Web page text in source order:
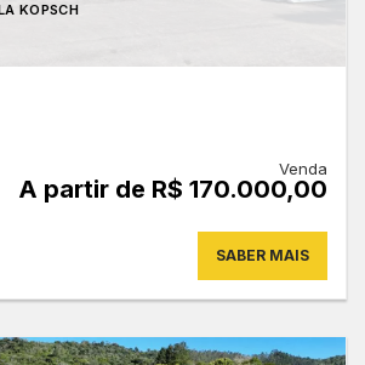
KOPSCH
Venda
A partir de R$ 170.000,00
SABER MAIS